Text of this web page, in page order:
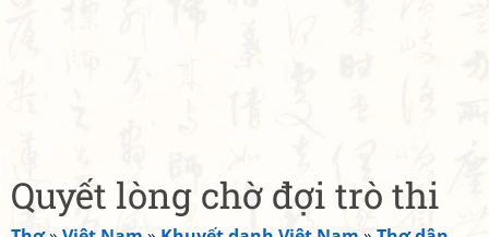
Quyết lòng chờ đợi trò thi